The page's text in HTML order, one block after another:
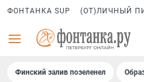
ФОНТАНКА SUP (ОТ)ЛИЧНЫЙ
Финский залив позеленел